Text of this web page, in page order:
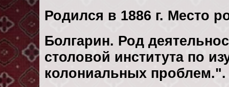
Родился в 1886 г. Место
Болгарин. Род
столовой института по
колониальных